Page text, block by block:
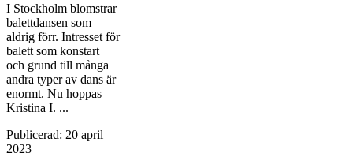
I Stockholm blomstrar
balettdansen som
aldrig förr. Intresset för
balett som konstart
och grund till många
andra typer av dans är
enormt. Nu hoppas
Kristina I. ...
Publicerad: 20 april
2023